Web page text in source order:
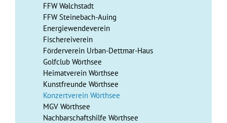
FFW Walchstadt
FFW Steinebach-Auing
Energiewendeverein
Fischereiverein
Förderverein Urban-Dettmar-Haus
Golfclub Wörthsee
Heimatverein Wörthsee
Kunstfreunde Wörthsee
Konzertverein Wörthsee
MGV Wörthsee
Nachbarschaftshilfe Wörthsee